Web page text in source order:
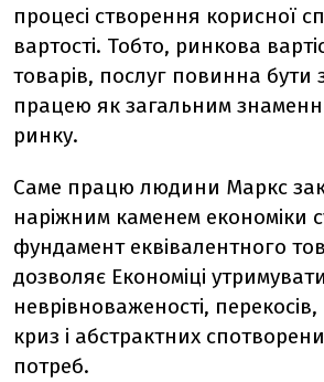
процесі створення корисної
вартості. Тобто, ринкова
товарів, послуг повинна бути
працею як загальним
ринку.
Саме працю людини Маркс
наріжним каменем економіки
фундамент еквівалентного
дозволяє Економіці
неврівноваженості, перекосів,
криз і абстрактних
потреб.